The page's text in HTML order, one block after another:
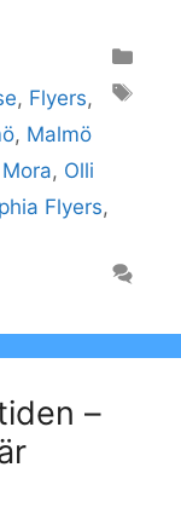
, Flyers,
, Malmö
Mora, Olli
Flyers,
–